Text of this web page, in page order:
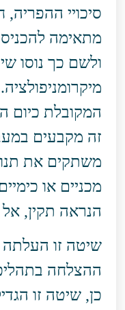
סיכויי
מתאימה להכניס
ולשם כך נוסו
זה מקבעים
משתקים את
מכניים או
הנראה תקין,
שיטה זו העלתה
ההצלחה
כן, שיטה זו